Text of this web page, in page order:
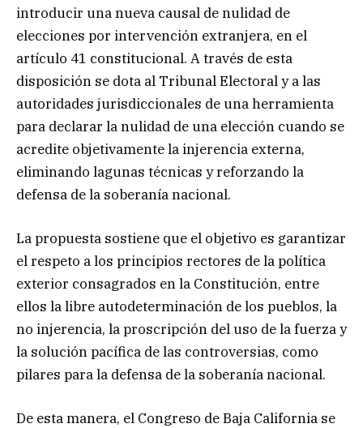
introducir una nueva causal de nulidad de
elecciones por intervención extranjera, en el
artículo 41 constitucional. A través de esta
disposición se dota al Tribunal Electoral y a las
autoridades jurisdiccionales de una herramienta
para declarar la nulidad de una elección cuando se
acredite objetivamente la injerencia externa,
eliminando lagunas técnicas y reforzando la
defensa de la soberanía nacional.
La propuesta sostiene que el objetivo es garantizar
el respeto a los principios rectores de la política
exterior consagrados en la Constitución, entre
ellos la libre autodeterminación de los pueblos, la
no injerencia, la proscripción del uso de la fuerza y
la solución pacífica de las controversias, como
pilares para la defensa de la soberanía nacional.
De esta manera, el Congreso de Baja California se